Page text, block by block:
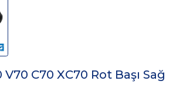
C70 XC70 Rot Başı Sağ